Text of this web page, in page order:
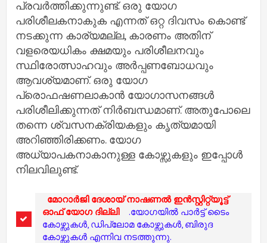
പ്രവർത്തിക്കുന്നുണ്ട്. ഒരു യോഗ
പരിശീലകനാകുക എന്നത് ഒറ്റ ദിവസം കൊണ്ട്
നടക്കുന്ന കാര്യമല്ല, കാരണം അതിന്
വളരെയധികം ക്ഷമയും പരിശീലനവും
സ്ഥിരോത്സാഹവും അർപ്പണബോധവും
ആവശ്യമാണ്. ഒരു യോഗ
പ്രൊഫഷണലാകാൻ യോഗാസനങ്ങൾ
പരിശീലിക്കുന്നത് നിർബന്ധമാണ്. അതുപോലെ
തന്നെ ശ്വസനക്രിയകളും കൃത്യമായി
അറിഞ്ഞിരിക്കണം. യോ​ഗ
അധ്യാപകനാകാനുള്ള കോഴ്സുകളും ഇപ്പോൾ
നിലവിലുണ്ട്.
മോറാർജി ദേശായ് നാഷണൽ ഇൻസ്റ്റിറ്റ്യൂട്ട്
ഓഫ് യോ​ഗ ദില്ലി
.യോ​ഗയിൽ പാർട്ട് ടൈം
കോഴ്സുകൾ, ഡിപ്ലോമ കോഴ്സുകൾ, ബിരുദ
കോഴ്സുകൾ എന്നിവ നടത്തുന്നു.